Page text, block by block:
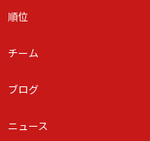
順位
チーム
ブログ
ニュース